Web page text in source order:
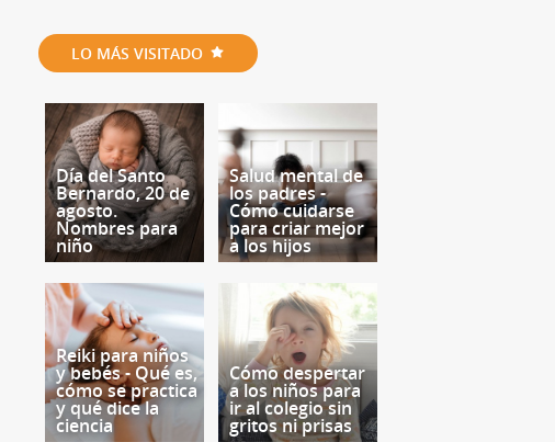
LO MÁS VISITADO
Día del Santo
Bernardo, 20 de
agosto.
Nombres para
niño
Salud mental de
los padres -
Cómo cuidarse
para criar mejor
a los hijos
Reiki para niños
y bebés - Qué es,
cómo se practica
y qué dice la
ciencia
Cómo despertar
a los niños para
ir al colegio sin
gritos ni prisas